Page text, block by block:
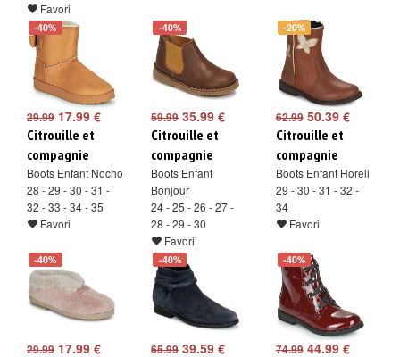
Favori
-40%
29.99 17.99 €
Citrouille et
compagnie
Boots Enfant Nocho
28 - 29 - 30 - 31 -
32 - 33 - 34 - 35
Favori
-40%
59.9935.99 €
Citrouille et
compagnie
Boots Enfant
Bonjour
24 - 25 - 26 - 27 -
28 - 29 - 30
Favori
-20%
62.9950.39 €
Citrouille et
compagnie
Boots Enfant Horeli
29 - 30 - 31 - 32 -
34
Favori
-40%
29.99 17.99 €
-40%
65.9939.59 €
-40%
74.9944.99 €